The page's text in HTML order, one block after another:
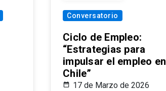
Conversatorio
Ciclo de Empleo:
“Estrategias para
impulsar el empleo en
Chile”
17 de Marzo de 2026